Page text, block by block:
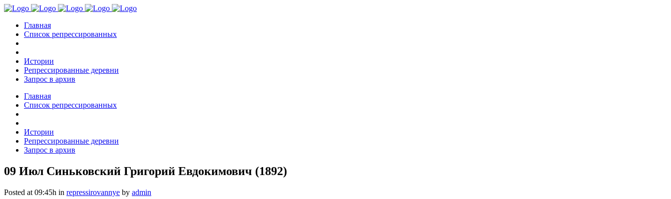
Главная
Список репрессированных
Истории
Репрессированные деревни
Запрос в архив
Главная
Список репрессированных
Истории
Репрессированные деревни
Запрос в архив
09 Июл Синьковский Григорий Евдокимович (1892)
Posted at 09:45h in repressirovannye by admin